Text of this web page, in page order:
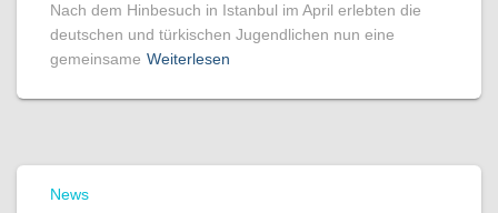
Nach dem Hinbesuch in Istanbul im April erlebten die
deutschen und türkischen Jugendlichen nun eine
gemeinsame Weiterlesen
News